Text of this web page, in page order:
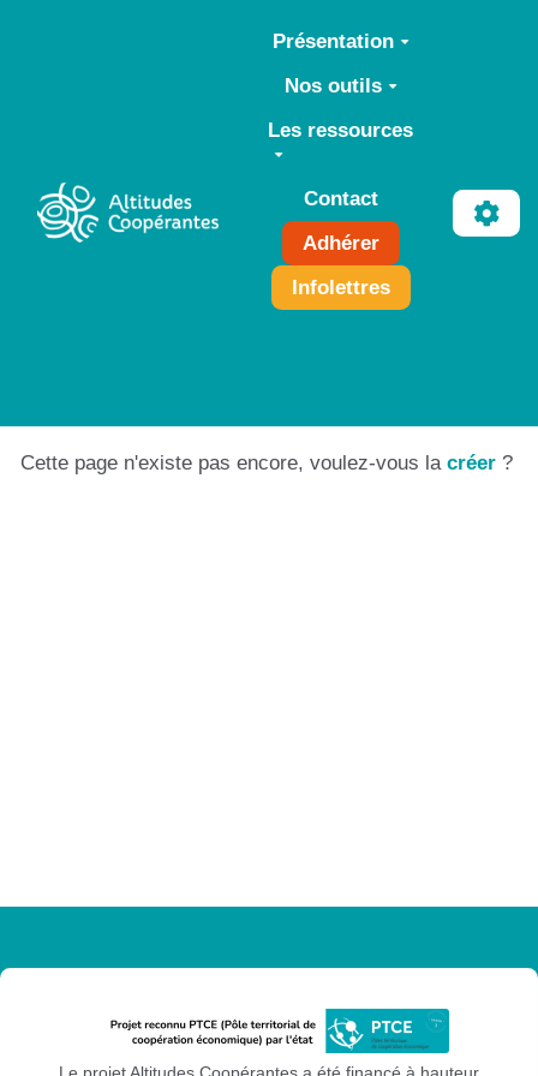
Aller au contenu principal
Présentation
Nos outils
Les ressources
Contact
Adhérer
Infolettres
Cette page n'existe pas encore, voulez-vous la créer ?